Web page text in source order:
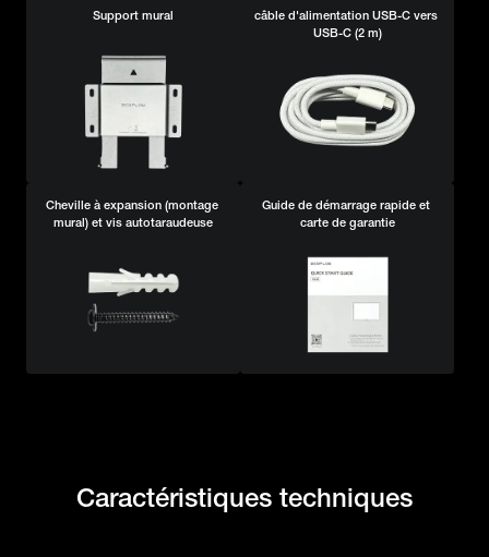
Support mural
câble d'alimentation USB-C vers
USB-C (2 m)
Cheville à expansion (montage
mural) et vis autotaraudeuse
Guide de démarrage rapide et
carte de garantie
Caractéristiques techniques